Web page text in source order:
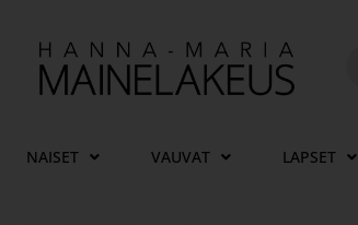
NAISET VAUVAT LAPSET